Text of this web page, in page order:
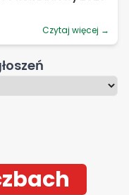
Czytaj więcej →